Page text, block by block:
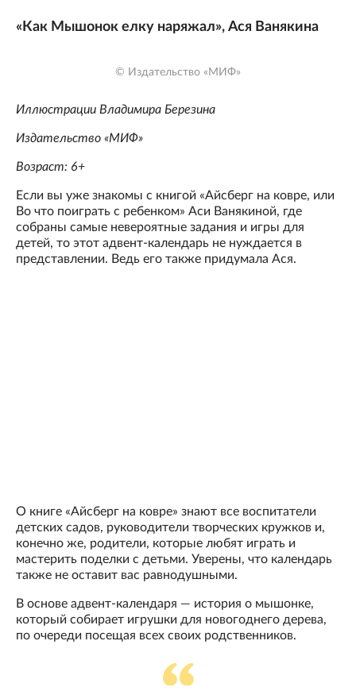
«Как Мышонок елку наряжал», Ася Ванякина
© Издательство «МИФ»
Иллюстрации Владимира Березина
Издательство «МИФ»
Возраст: 6+
Если вы уже знакомы с книгой «Айсберг на ковре, или
Во что поиграть с ребенком» Аси Ванякиной, где
собраны самые невероятные задания и игры для
детей, то этот адвент-календарь не нуждается в
представлении. Ведь его также придумала Ася.
О книге «Айсберг на ковре» знают все воспитатели
детских садов, руководители творческих кружков и,
конечно же, родители, которые любят играть и
мастерить поделки с детьми. Уверены, что календарь
также не оставит вас равнодушными.
В основе адвент-календаря — история о мышонке,
который собирает игрушки для новогоднего дерева,
по очереди посещая всех своих родственников.